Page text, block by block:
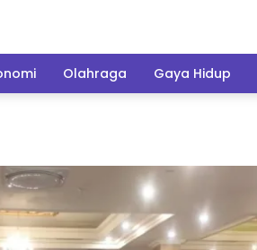
Olahraga Gaya Hidup